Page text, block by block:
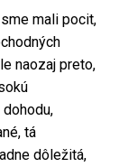
mali pocit,
naozaj preto,
tá
dôležitá,